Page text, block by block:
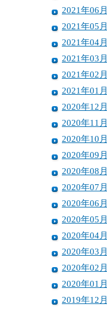
2021年06月
2021年05月
2021年04月
2021年03月
2021年02月
2021年01月
2020年12月
2020年11月
2020年10月
2020年09月
2020年08月
2020年07月
2020年06月
2020年05月
2020年04月
2020年03月
2020年02月
2020年01月
2019年12月